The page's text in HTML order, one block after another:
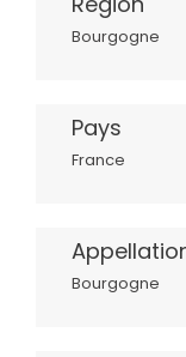
Bourgogne
Pays
France
Bourgogne